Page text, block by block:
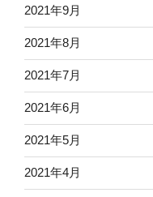
2021年9月
2021年8月
2021年7月
2021年6月
2021年5月
2021年4月